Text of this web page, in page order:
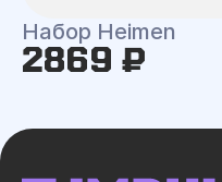
Набор Heimen
2869 ₽